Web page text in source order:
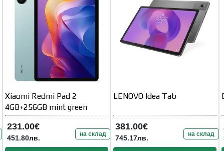
Xiaomi Redmi Pad 2
4GB+256GB mint green
231.00€
451.80лв. на склад
LENOVO Idea Tab
381.00€
745.17лв. на склад